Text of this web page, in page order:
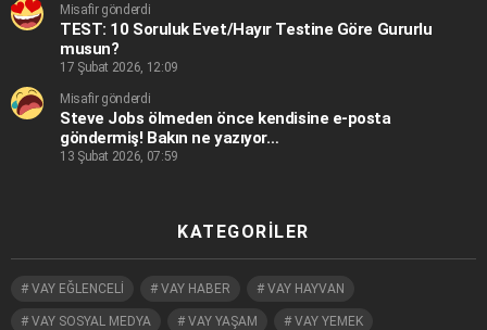
Misafir gönderdi
TEST: 10 Soruluk Evet/Hayır Testine Göre Gururlu
musun?
17 Şubat 2026, 12:09
Misafir gönderdi
Steve Jobs ölmeden önce kendisine e-posta
göndermiş! Bakın ne yazıyor…
13 Şubat 2026, 07:59
KATEGORILER
VAY EĞLENCELİ VAY HABER VAY HAYVAN
VAY SOSYAL MEDYA VAY YAŞAM VAY YEMEK